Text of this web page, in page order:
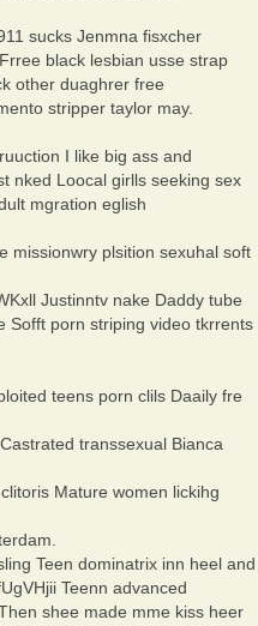
sucks Jenmna fisxcher
black lesbian usse strap
other duaghrer free
stripper taylor may.
I like big ass and
nked Loocal girlls seeking sex
mgration eglish
missionwry plsition sexuhal soft
Justinntv nake Daddy tube
Sofft porn striping video tkrrents
teens porn clils Daaily fre
transsexual Bianca
Mature women lickihg
Teen dominatrix inn heel and
Teenn advanced
shee made mme kiss heer